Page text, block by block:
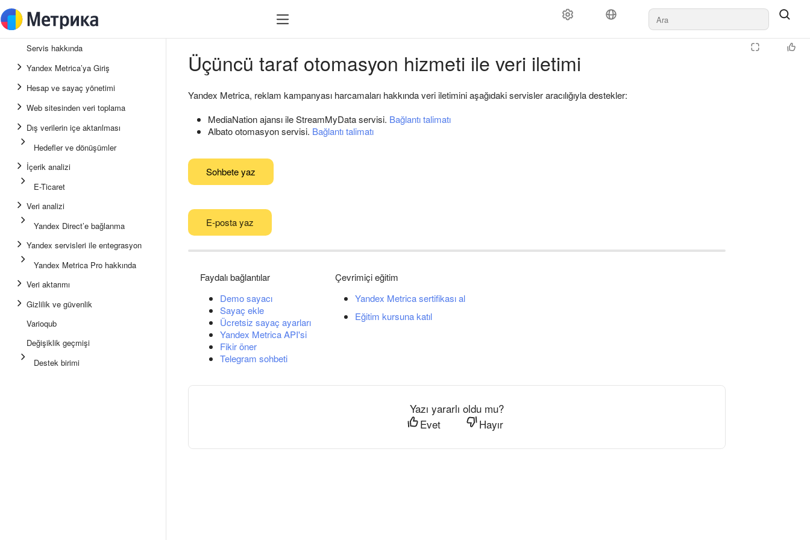
Servis hakkında
Yandex Metrica’ya Giriş
Hesap ve sayaç yönetimi
Web sitesinden veri toplama
Dış verilerin içe aktarılması
Hedefler ve dönüşümler
İçerik analizi
E-Ticaret
Veri analizi
Yandex Direct’e bağlanma
Yandex servisleri ile entegrasyon
Yandex Metrica Pro hakkında
Veri aktarımı
Gizlilik ve güvenlik
Varioqub
Değişiklik geçmişi
Destek birimi
Üçüncü taraf otomasyon hizmeti ile veri iletimi
Yandex Metrica, reklam kampanyası harcamaları hakkında veri iletimini aşağıdaki servisler aracılığıyla destekler:
MediaNation ajansı ile StreamMyData servisi. Bağlantı talimatı
Albato otomasyon servisi. Bağlantı talimatı
Sohbete yaz
E-posta yaz
Faydalı bağlantılar
Demo sayacı
Sayaç ekle
Ücretsiz sayaç ayarları
Yandex Metrica API'si
Fikir öner
Telegram sohbeti
Çevrimiçi eğitim
Yandex Metrica sertifikası al
Eğitim kursuna katıl
Yazı yararlı oldu mu?
Evet
Hayır